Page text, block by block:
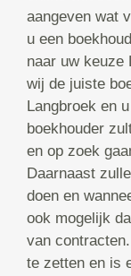
aangeven wat
u een
naar uw keuze
wij de juiste
Langbroek en
boekhouder
en op zoek
Daarnaast
doen en
ook mogelijk
van
te zetten en is